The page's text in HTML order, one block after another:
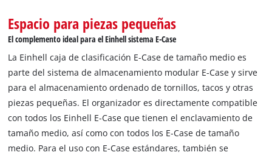
Se suministra una caja de clasificación E-Case de tamaño
medio con cuatro cajas interiores. Otros componentes E-Case
Espacio para piezas pequeñas
El complemento ideal para el Einhell sistema E-Case
La Einhell caja de clasificación E-Case de tamaño medio es
parte del sistema de almacenamiento modular E-Case y sirve
para el almacenamiento ordenado de tornillos, tacos y otras
piezas pequeñas. El organizador es directamente compatible
con todos los Einhell E-Case que tienen el enclavamiento de
tamaño medio, así como con todos los E-Case de tamaño
medio. Para el uso con E-Case estándares, también se